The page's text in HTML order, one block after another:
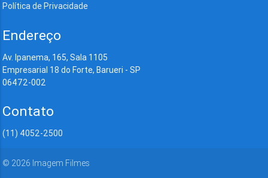
Política de Privacidade
Endereço
Av. Ipanema, 165, Sala 1105
Empresarial 18 do Forte, Barueri - SP
06472-002
Contato
(11) 4052-2500
© 2026 Imagem Filmes